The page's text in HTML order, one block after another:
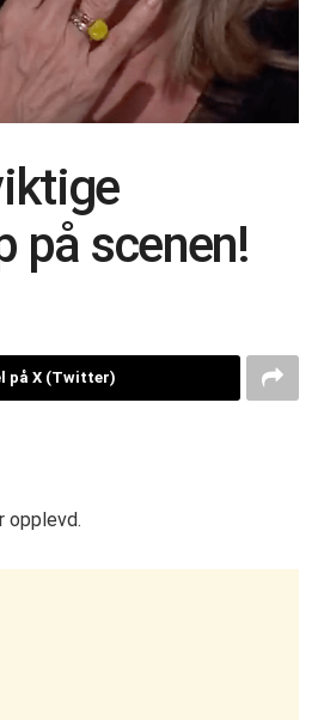
på scenen!
på X (Twitter)
opplevd.